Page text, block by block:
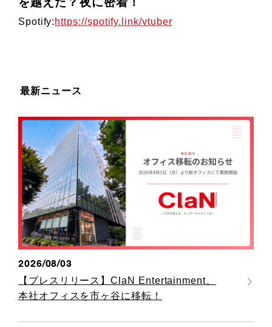
Spotify: https://spotify.link/vtuber
最新ニュース
2026/08/03
【プレスリリース】ClaN Entertainment、
本社オフィスを市ヶ谷に移転！